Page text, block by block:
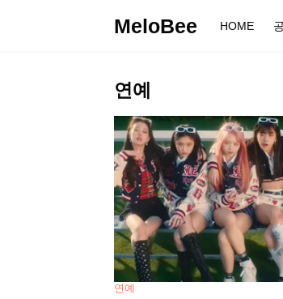
MeloBee HOME
연예
연예